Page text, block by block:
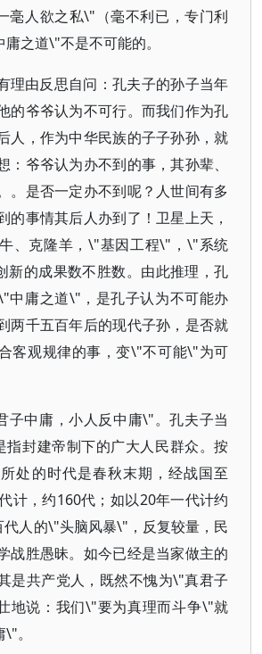
毫人欲之私\"（毫不利已，专门利
之道\"不是不可能的。
理由反思自问：孔夫子的孙子当年
的爷爷认为不可行。而我们作为孔
人，作为中华民族的子子孙孙，就
：爷爷认为办不到的事，其孙辈、
。是否一定办不到呢？人世间有多
的事情其后人办到了！卫星上天，
、克隆羊，\"基因工程\"，\"系统
新的成果数不胜数。由此推理，孔
\"中庸之道\"，是孔子认为不可能办
两千五百年后的现代子孙，是否就
客观规律的事，变\"不可能\"为可
子中庸，小人反中庸\"。孔夫子当
封建帝制下的广大人民群众。按
处的时代是春秋末期，经战国至
计，约160代；如以20年一代计约
代人的\"头脑风暴\"，反复较量，民
战胜愚昧。如今已经是当家做主的
是共产党人，既然不愧为\"真君子
地说：我们\"要为真理而斗争\"就
。